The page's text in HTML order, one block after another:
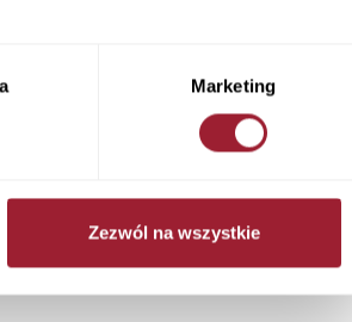
Marketing
Zezwól na wszystkie
Postaw na subtelną
w kolorze granatowym to
pracy. W...